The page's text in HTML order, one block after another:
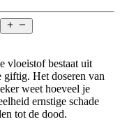
vloeistof bestaat uit
Het doseren van
weet hoeveel je
ernstige schade
tot de dood.